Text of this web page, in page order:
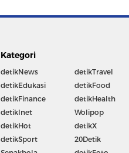
Kategori
detikNews
detikEdukasi
detikFinance
detikInet
detikHot
detikSport
detikTravel
detikFood
detikHealth
Wolipop
detikX
20Detik